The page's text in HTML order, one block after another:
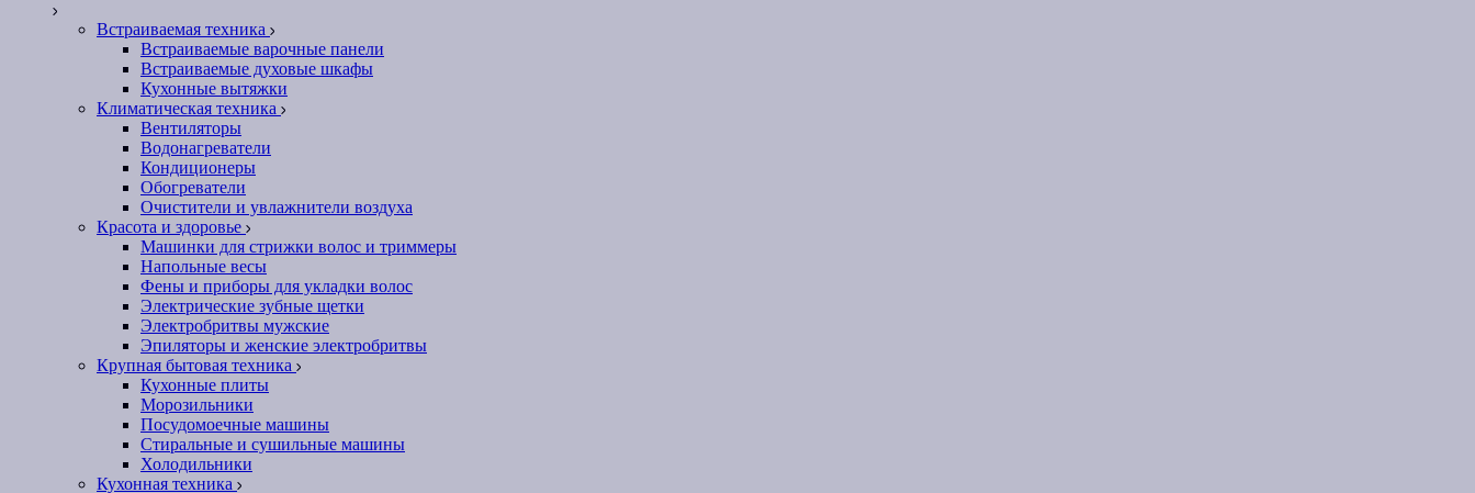
Встраиваемая техника
Встраиваемые варочные панели
Встраиваемые духовые шкафы
Кухонные вытяжки
Климатическая техника
Вентиляторы
Водонагреватели
Кондиционеры
Обогреватели
Очистители и увлажнители воздуха
Красота и здоровье
Машинки для стрижки волос и триммеры
Напольные весы
Фены и приборы для укладки волос
Электрические зубные щетки
Электробритвы мужские
Эпиляторы и женские электробритвы
Крупная бытовая техника
Кухонные плиты
Морозильники
Посудомоечные машины
Стиральные и сушильные машины
Холодильники
Кухонная техника